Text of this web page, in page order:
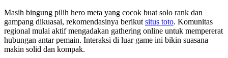
Masih bingung pilih hero meta yang cocok buat solo rank dan
gampang dikuasai, rekomendasinya berikut situs toto. Komunitas
regional mulai aktif mengadakan gathering online untuk mempererat
hubungan antar pemain. Interaksi di luar game ini bikin suasana
makin solid dan kompak.